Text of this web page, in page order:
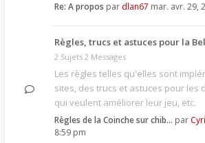
Re: A propos par dlan67 mar. avr. 29,
Règles, trucs et astuces pour la
2 Sujets 2 Messages
Les règles telles qu'elles sont
sites, des trucs et astuces pour les
qui veulent améliorer leur jeu, etc.
Règles de la Coinche sur chib… par
8:59 pm